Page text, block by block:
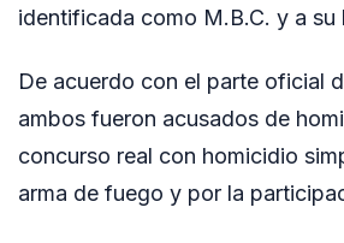
identificada como M.B.C. y a su
De acuerdo con el parte oficial
ambos fueron acusados de
concurso real con homicidio
arma de fuego y por la